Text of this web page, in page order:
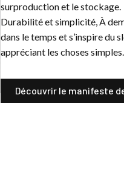
surproduction et le stockage.
Durabilité et simplicité, À
dans le temps et s’inspire du
appréciant les choses simples.
Découvrir le manifeste